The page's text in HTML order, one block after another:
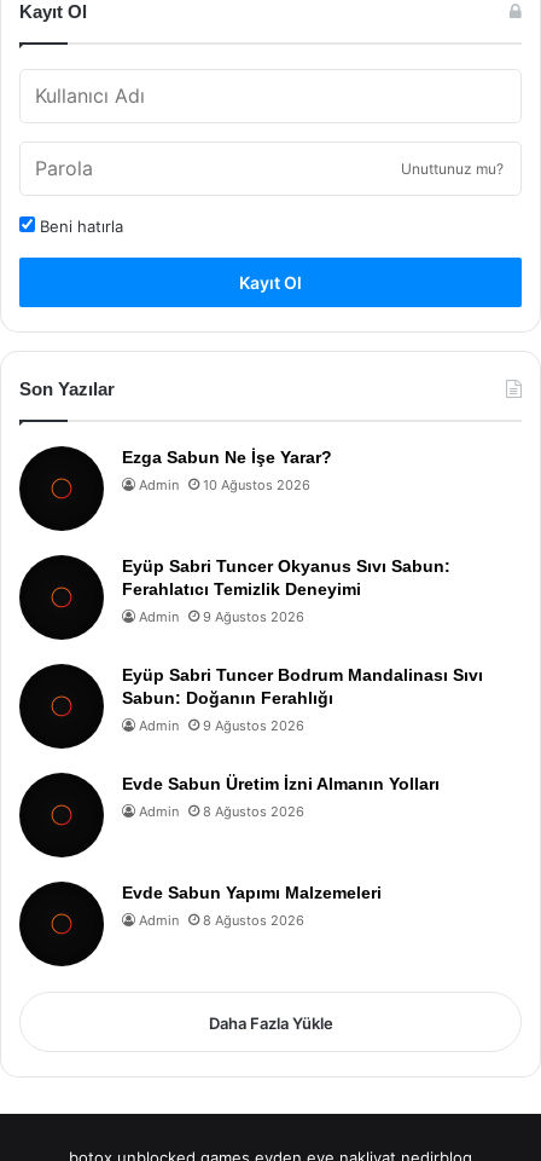
Kayıt Ol
Unuttunuz mu?
Beni hatırla
Kayıt Ol
Son Yazılar
Ezga Sabun Ne İşe Yarar?
Admin 10 Ağustos 2026
Eyüp Sabri Tuncer Okyanus Sıvı Sabun:
Ferahlatıcı Temizlik Deneyimi
Admin 9 Ağustos 2026
Eyüp Sabri Tuncer Bodrum Mandalinası Sıvı
Sabun: Doğanın Ferahlığı
Admin 9 Ağustos 2026
Evde Sabun Üretim İzni Almanın Yolları
Admin 8 Ağustos 2026
Evde Sabun Yapımı Malzemeleri
Admin 8 Ağustos 2026
Daha Fazla Yükle